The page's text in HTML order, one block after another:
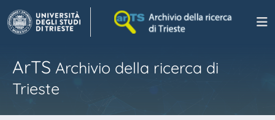
ArTS Archivio della ricerca di
Trieste